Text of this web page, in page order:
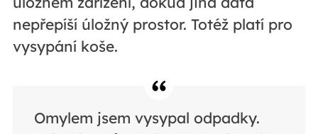
nepřepíší úložný prostor. Totéž platí pro
vysypání koše.
Omylem jsem vysypal odpadky.